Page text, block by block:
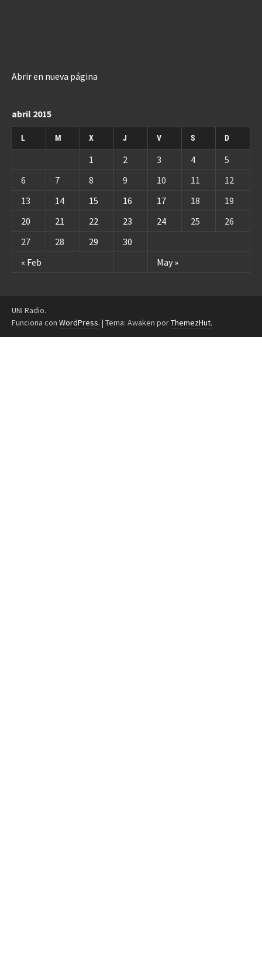
Abrir en nueva página
abril 2015
L M X J V S D
« Feb May »
1 2 3 4
5
6
7 8 9 10 11
12
13
14 15 16 17 18
19
20
21 22 23 24 25
26
27
28 29 30
UNI Radio.
Funciona con WordPress. | Tema: Awaken porThemezHut.